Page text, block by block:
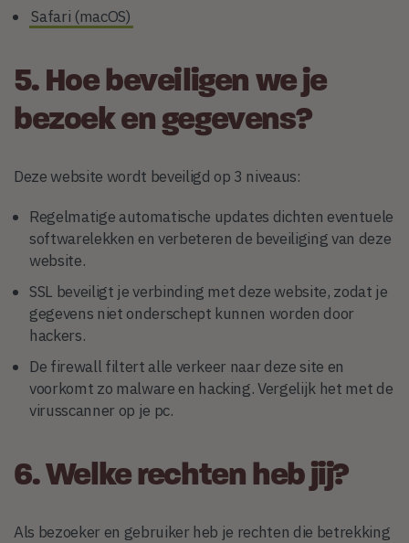
Safari (macOS)
5. Hoe beveiligen we je
bezoek en gegevens?
Deze website wordt beveiligd op 3 niveaus:
Regelmatige automatische updates dichten eventuele
softwarelekken en verbeteren de beveiliging van deze
website.
SSL beveiligt je verbinding met deze website, zodat je
gegevens niet onderschept kunnen worden door
hackers.
De firewall filtert alle verkeer naar deze site en
voorkomt zo malware en hacking. Vergelijk het met de
virusscanner op je pc.
6. Welke rechten heb jij?
Als bezoeker en gebruiker heb je rechten die betrekking